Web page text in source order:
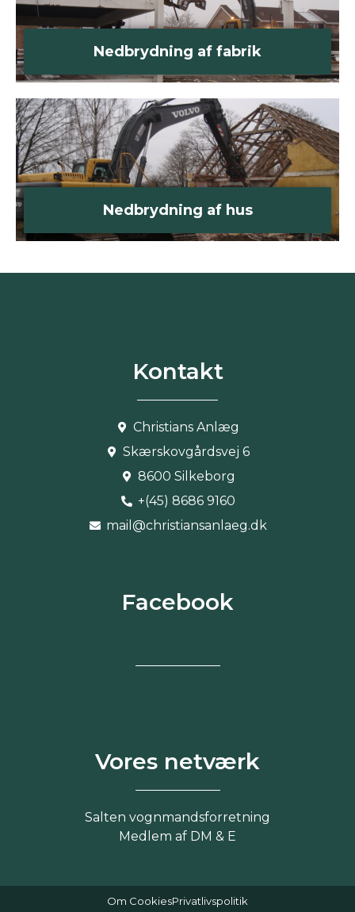
Nedbrydning af fabrik
Nedbrydning af hus
Kontakt
Christians Anlæg
Skærskovgårdsvej 6
8600 Silkeborg
+(45) 8686 9160
mail@christiansanlaeg.dk
Facebook
Vores netværk
Salten vognmandsforretning
Medlem af DM & E
Om CookiesPrivatlivspolitik